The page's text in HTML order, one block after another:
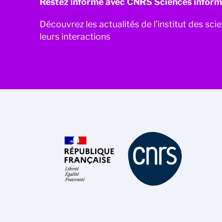
Découvrez les actualités de l’institut des
leurs interactions